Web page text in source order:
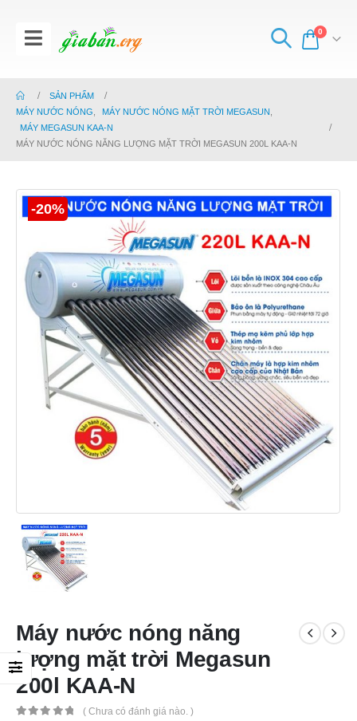
0
SẢN PHẨM
MÁY NƯỚC NÓNG
MÁY NƯỚC NÓNG MẶT TRỜI MEGASUN
MÁY MEGASUN KAA-N
MÁY NƯỚC NÓNG NĂNG LƯỢNG MẶT TRỜI MEGASUN 200L KAA-N
-20%
Máy nước nóng năng
lượng mặt trời Megasun
200l KAA-N
( Chưa có đánh giá nào. )